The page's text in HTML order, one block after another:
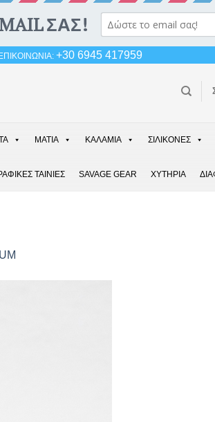
+30 6945 417959
ΜΑΤΙΑ ΚΑΛΑΜΙΑ ΣΙΛΙΚΟΝΕΣ
ΤΑΙΝΙΕΣ SAVAGE GEAR ΧΥΤΗΡΙΑ